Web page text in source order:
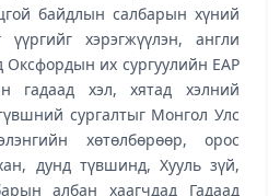
байдлын салбарын хүний
хэрэгжүүлэн, англи
их сургуулийн EAP
гадаад хэл, хятад хэлний
сургалтыг Монгол Улс
хөтөлбөрөөр, орос
дунд түвшинд, Хууль зүй,
албан хаагчдад Гадаад